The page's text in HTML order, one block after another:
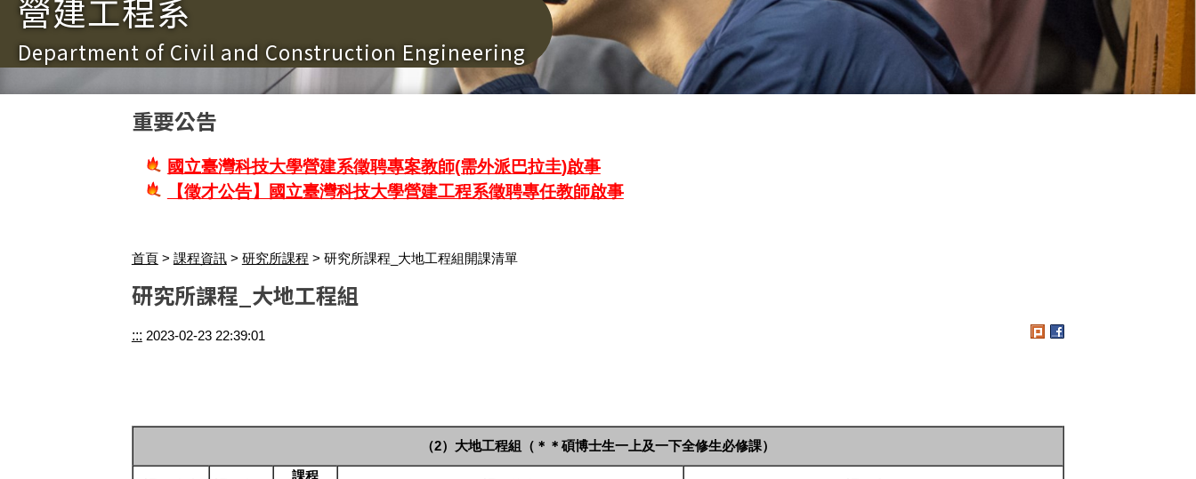
營建工程系
Department of Civil and Construction Engineering
重要公告
國立臺灣科技大學營建系徵聘專案教師(需外派巴拉圭)啟事
【徵才公告】國立臺灣科技大學營建工程系徵聘專任教師啟事
首頁> 課程資訊> 研究所課程 > 研究所課程_大地工程組開課清單
研究所課程_大地工程組
::: 2023-02-23 22:39:01
（2）大地工程組 （＊＊碩博士生一上及一下全修生必修課）
課程